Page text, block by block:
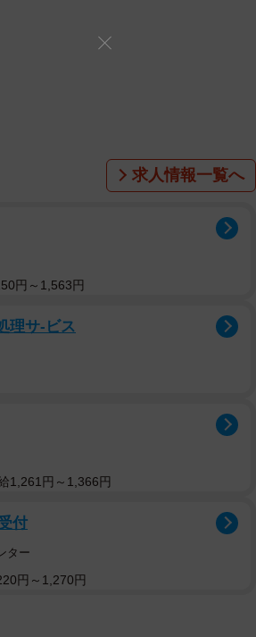
求人情報一覧へ
円～1,563円
理サ-ビス
1,261円～1,366円
付
ター
円～1,270円